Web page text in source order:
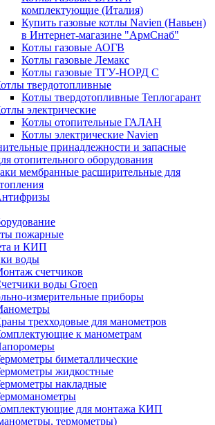
комплектующие (Италия)
Купить газовые котлы Navien (Навьен)
в Интернет-магазине "АрмСнаб"
Котлы газовые АОГВ
Котлы газовые Лемакс
Котлы газовые ТГУ-НОРД С
твердотопливные
Котлы твердотопливные Теплогарант
электрические
Котлы отопительные ГАЛАН
Котлы электрические Navien
принадлежности и запасные
отопительного оборудования
мембранные расширительные для
пожарные
и КИП
воды
счетчиков
воды Groen
измерительные приборы
трехходовые для манометров
к манометрам
биметаллические
жидкостные
накладные
для монтажа КИП
термометры)